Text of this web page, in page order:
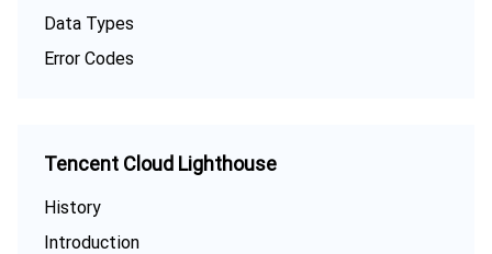
数据加速器 GooseFS
云数据库 PostgreSQL
TDSQL MySQL 版
腾讯云分布式缓存数据库（兼容 Redis）
时序数据库 CTSDB
数据库 SaaS 服务
数据库管理中心
网关负载均衡
密钥管理系统
验证码
安全服务
Data Types
Error Codes
Tencent Cloud Lighthouse
History
Introduction